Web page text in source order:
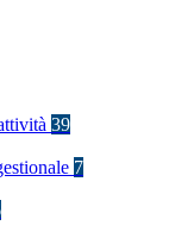
39
7